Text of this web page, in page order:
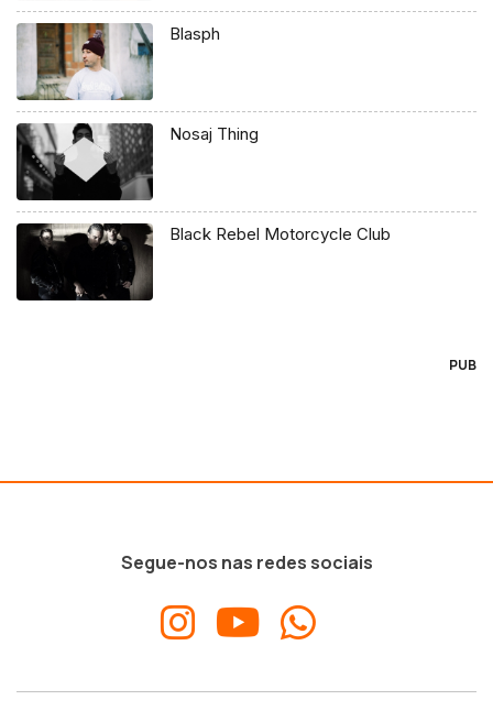
Blasph
Nosaj Thing
Black Rebel Motorcycle Club
PUB
Segue-nos nas redes sociais